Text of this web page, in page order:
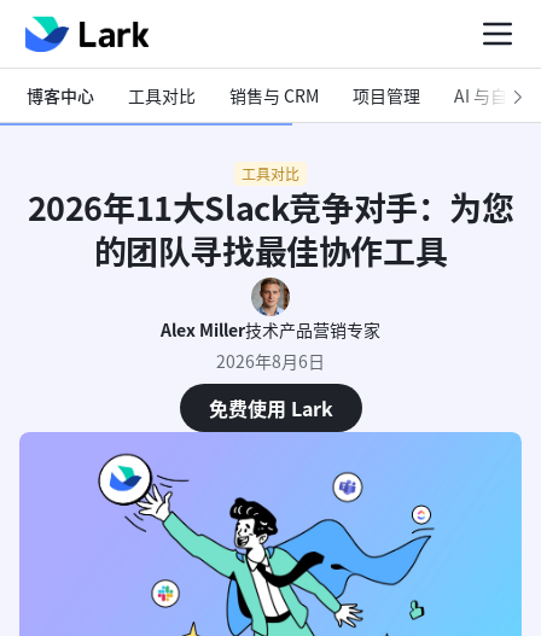
博客中心 工具对比 销售与 CRM 项目管理 AI 与自动化
工具对比
2026年11大Slack竞争对手：为您
的团队寻找最佳协作工具
Alex Miller技术产品营销专家
2026年8月6日
免费使用 Lark
什么是Slack？